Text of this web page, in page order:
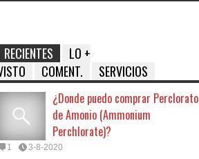
RECIENTES
LO +
COMENT. SERVICIOS
¿Donde puedo comprar Perclorato
de Amonio (Ammonium
Perchlorate)?
1 3-8-2020